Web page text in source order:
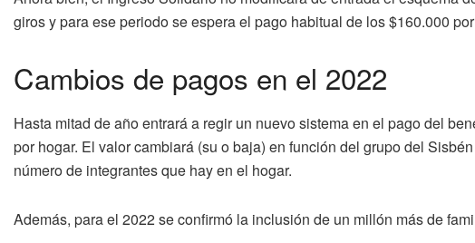
giros y para ese periodo se espera el pago habitual de los $160.000
Cambios de pagos en el 2022
Hasta mitad de año entrará a regir un nuevo sistema en el pago del
por hogar. El valor cambiará (su o baja) en función del grupo del
número de integrantes que hay en el hogar.
Además, para el 2022 se confirmó la inclusión de un millón más de